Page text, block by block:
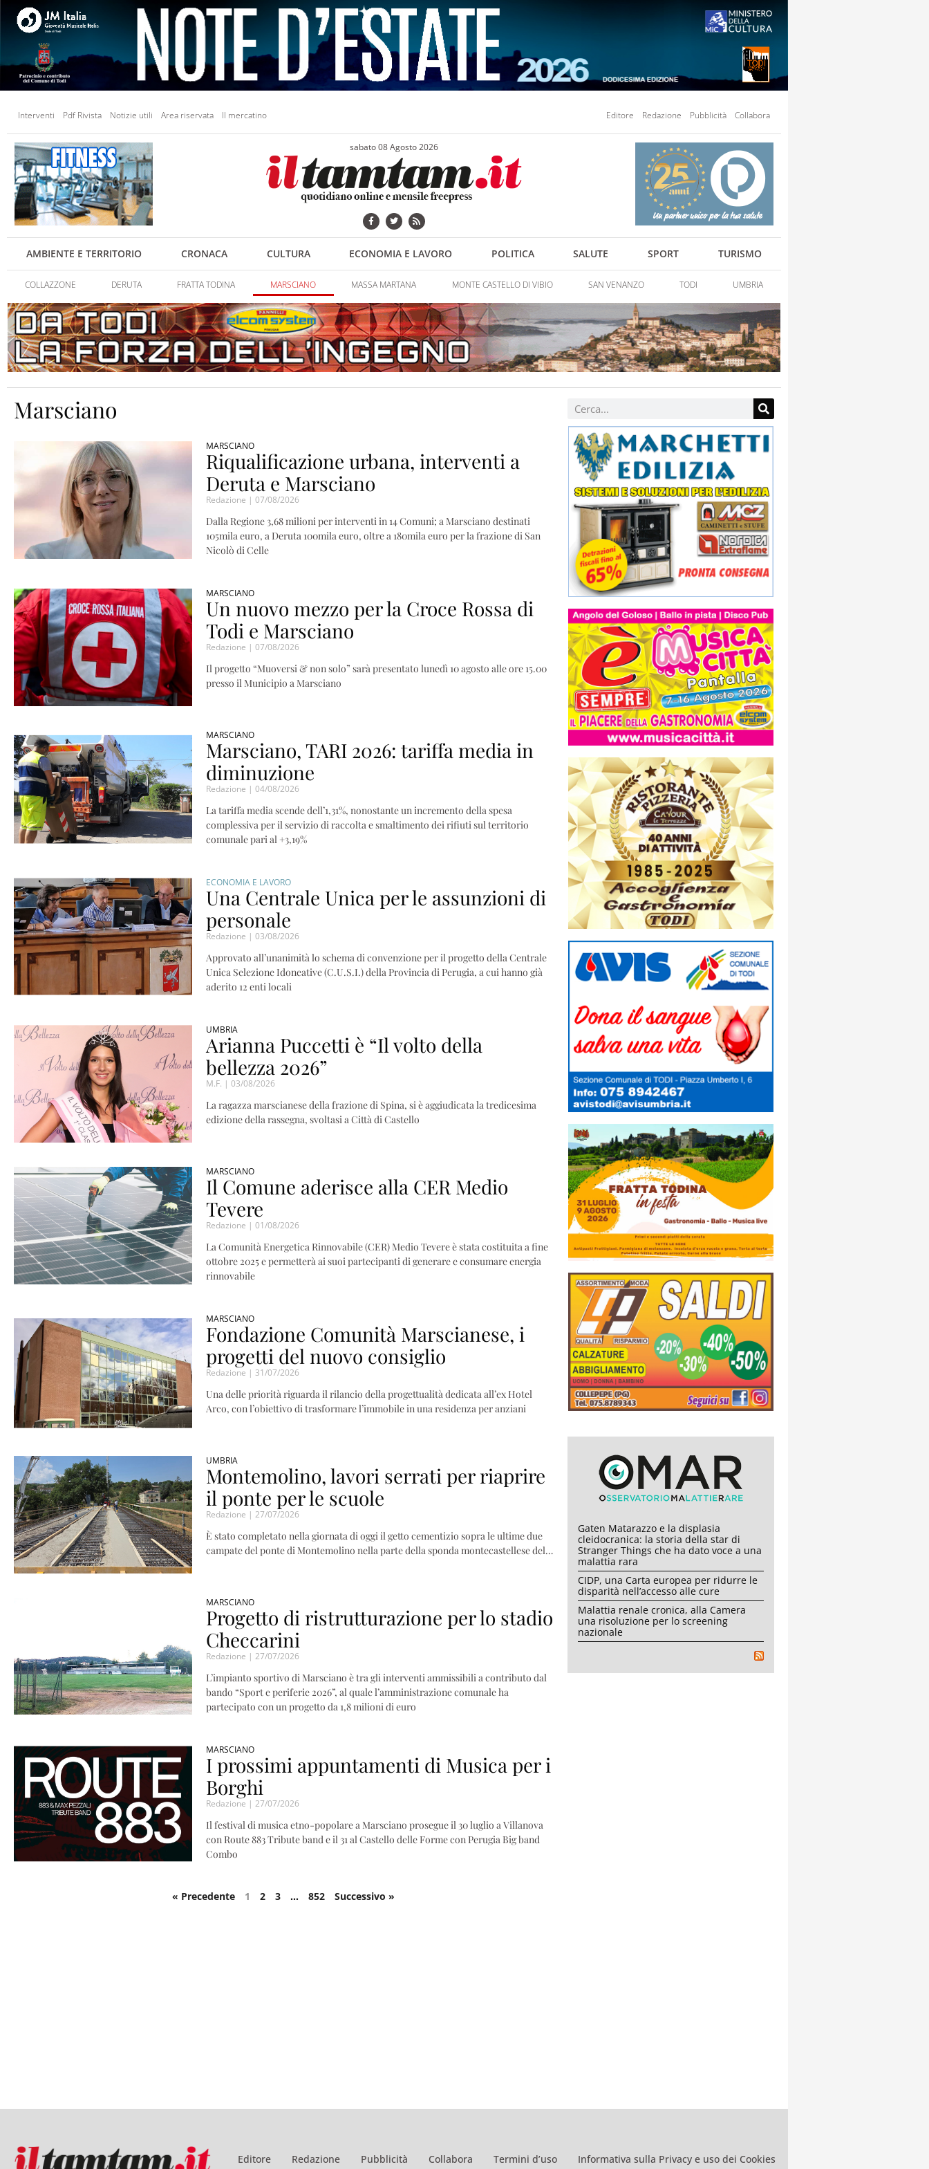
Interventi Pdf Rivista Notizie utili Area riservata Il mercatino Editore Redazione Pubblicità Collabora
sabato 08 Agosto 2026
AMBIENTE E TERRITORIO CRONACA CULTURA ECONOMIA E LAVORO POLITICA SALUTE SPORT TURISMO
COLLAZZONE DERUTA FRATTA TODINA MARSCIANO MASSA MARTANA MONTE CASTELLO DI VIBIO SAN VENANZO TODI UMBRIA
Marsciano
MARSCIANO
Riqualificazione urbana, interventi a
Deruta e Marsciano
Redazione 07/08/2026
Dalla Regione 3,68 milioni per interventi in 14 Comuni; a Marsciano destinati
105mila euro, a Deruta 100mila euro, oltre a 180mila euro per la frazione di San
Nicolò di Celle
MARSCIANO
Un nuovo mezzo per la Croce Rossa di
Todi e Marsciano
Redazione 07/08/2026
Il progetto “Muoversi & non solo” sarà presentato lunedì 10 agosto alle ore 15.00
presso il Municipio a Marsciano
MARSCIANO
Marsciano, TARI 2026: tariffa media in
diminuzione
Redazione 04/08/2026
La tariffa media scende dell’1,31%, nonostante un incremento della spesa
complessiva per il servizio di raccolta e smaltimento dei rifiuti sul territorio
comunale pari al +3,19%
ECONOMIA E LAVORO
Una Centrale Unica per le assunzioni di
personale
Redazione 03/08/2026
Approvato all’unanimità lo schema di convenzione per il progetto della Centrale
Unica Selezione Idoneative (C.U.S.I.) della Provincia di Perugia, a cui hanno già
aderito 12 enti locali
UMBRIA
Arianna Puccetti è “Il volto della
bellezza 2026”
M.F. 03/08/2026
La ragazza marscianese della frazione di Spina, si è aggiudicata la tredicesima
edizione della rassegna, svoltasi a Città di Castello
MARSCIANO
Il Comune aderisce alla CER Medio
Tevere
Redazione 01/08/2026
La Comunità Energetica Rinnovabile (CER) Medio Tevere è stata costituita a fine
ottobre 2025 e permetterà ai suoi partecipanti di generare e consumare energia
rinnovabile
MARSCIANO
Fondazione Comunità Marscianese, i
progetti del nuovo consiglio
Redazione 31/07/2026
Una delle priorità riguarda il rilancio della progettualità dedicata all’ex Hotel
Arco, con l’obiettivo di trasformare l’immobile in una residenza per anziani
UMBRIA
Montemolino, lavori serrati per riaprire
il ponte per le scuole
Redazione 27/07/2026
È stato completato nella giornata di oggi il getto cementizio sopra le ultime due
campate del ponte di Montemolino nella parte della sponda montecastellese del…
MARSCIANO
Progetto di ristrutturazione per lo stadio
Checcarini
Redazione 27/07/2026
L’impianto sportivo di Marsciano è tra gli interventi ammissibili a contributo dal
bando “Sport e periferie 2026”, al quale l’amministrazione comunale ha
partecipato con un progetto da 1,8 milioni di euro
MARSCIANO
I prossimi appuntamenti di Musica per i
Borghi
Redazione 27/07/2026
Il festival di musica etno-popolare a Marsciano prosegue il 30 luglio a Villanova
con Route 883 Tribute band e il 31 al Castello delle Forme con Perugia Big band
Combo
« Precedente 1 2 3 … 852 Successivo »
Gaten Matarazzo e la displasia
cleidocranica: la storia della star di
Stranger Things che ha dato voce a una
malattia rara
CIDP, una Carta europea per ridurre le
disparità nell’accesso alle cure
Malattia renale cronica, alla Camera
una risoluzione per lo screening
nazionale
Editore Redazione Pubblicità Collabora Termini d’uso Informativa sulla Privacy e uso dei Cookies